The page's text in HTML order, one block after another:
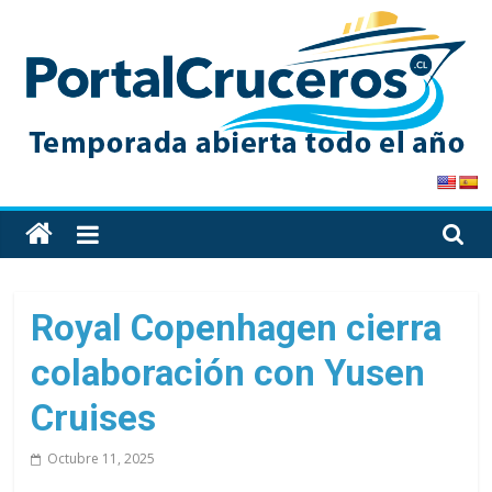
content
PortalCruceros
Toda
la
de
cruceros
en
solo
Royal Copenhagen cierra
colaboración con Yusen
Cruises
Octubre 11, 2025